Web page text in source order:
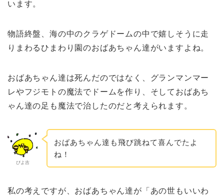
います。
物語終盤、海の中のクラゲドームの中で嬉しそうに走
りまわるひまわり園のおばあちゃん達がいますよね。
おばあちゃん達は死んだのではなく、グランマンマー
レやフジモトの魔法でドームを作り、そしておばあち
ゃん達の足も魔法で治したのだと考えられます。
ぴよ吉
おばあちゃん達も飛び跳ねて喜んでたよ
ね！
私の考えですが、おばあちゃん達が「あの世もいいわ